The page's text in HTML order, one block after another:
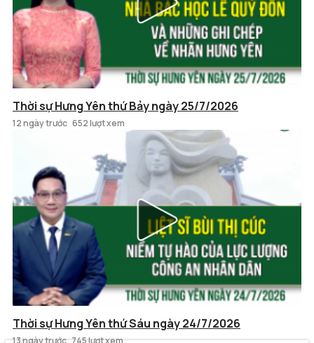
Thời sự Hưng Yên thứ Bảy ngày 25/7/2026
12 ngày trước 652 lượt xem
Thời sự Hưng Yên thứ Sáu ngày 24/7/2026